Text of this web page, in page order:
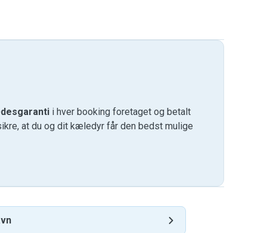
i hver booking foretaget og betalt
at du og dit kæledyr får den bedst mulige